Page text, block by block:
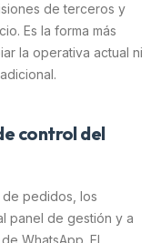
de terceros y
Es la forma más
la operativa actual ni
control del
de pedidos, los
panel de gestión y a
WhatsApp. El